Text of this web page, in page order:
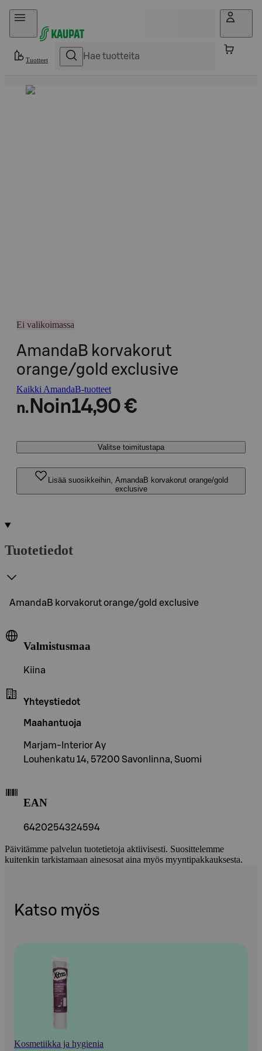
Hyppää sisältöön
Tuotteet
Ei valikoimassa
AmandaB korvakorut
orange/gold exclusive
Kaikki AmandaB-tuotteet
n. Noin14,90 €
Valitse toimitustapa
Lisää suosikkeihin, AmandaB korvakorut orange/gold
exclusive
Tuotetiedot
AmandaB korvakorut orange/gold exclusive
Valmistusmaa
Kiina
Yhteystiedot
Maahantuoja
Marjam-Interior Ay
Louhenkatu 14, 57200 Savonlinna, Suomi
EAN
6420254324594
Päivitämme palvelun tuotetietoja aktiivisesti. Suosittelemme
kuitenkin tarkistamaan ainesosat aina myös myyntipakkauksesta.
Katso myös
Kosmetiikka ja hygienia